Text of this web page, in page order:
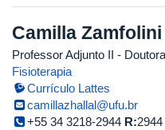
Camilla
Professor Adjunto II -
Fisioterapia
Currículo Lattes
camillazhallal@ufu.br
+55 34 3218-2944 R:2944